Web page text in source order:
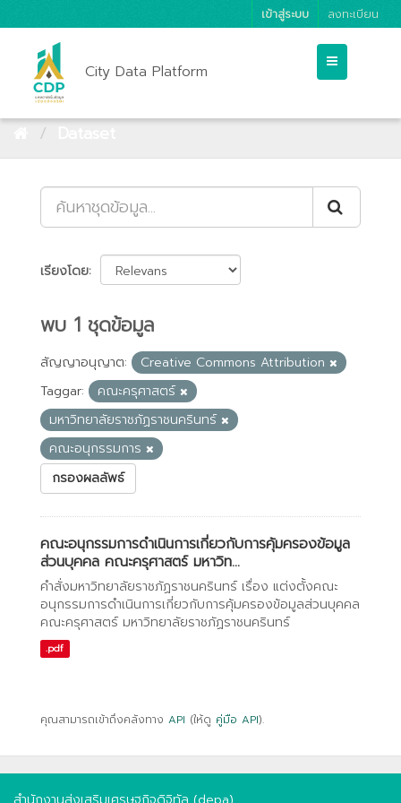
เข้าสู่ระบบ ลงทะเบียน
City Data Platform
เรียงโดย
พบ 1 ชุดข้อมูล
สัญญาอนุญาต:
Creative Commons Attribution
Taggar:
คณะครุศาสตร์
มหาวิทยาลัยราชภัฏราชนครินทร์
คณะอนุกรรมการ
กรองผลลัพธ์
คณะอนุกรรมการดำเนินการเกี่ยวกับการคุ้มครองข้อมูล
ส่วนบุคคล คณะครุศาสตร์ มหาวิท...
คำสั่งมหาวิทยาลัยราชภัฏราชนครินทร์ เรื่อง แต่งตั้งคณะ
อนุกรรมการดำเนินการเกี่ยวกับการคุ้มครองข้อมูลส่วนบุคคล
คณะครุศาสตร์ มหาวิทยาลัยราชภัฏราชนครินทร์
.pdf
คุณสามารถเข้าถึงคลังทาง API (ให้ดู คู่มือ API).